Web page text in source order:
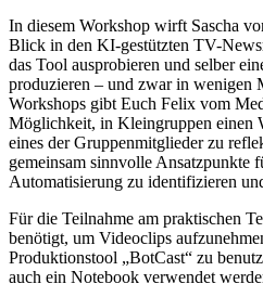
In diesem Workshop wirft Sascha
Blick in den KI-gestützten TV-
das Tool ausprobieren und selber
produzieren – und zwar in wenigen
Workshops gibt Euch Felix vom
Möglichkeit, in Kleingruppen einen
eines der Gruppenmitglieder zu
gemeinsam sinnvolle Ansatzpunkte
Automatisierung zu identifizieren
Für die Teilnahme am praktischen
benötigt, um Videoclips
Produktionstool „BotCast“ zu
auch ein Notebook verwendet